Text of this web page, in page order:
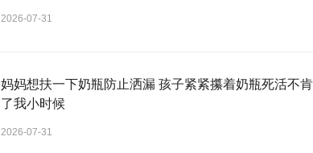
2026-07-31
妈妈想扶一下奶瓶防止洒漏 孩子紧紧攥着奶瓶死活不
了我小时候
2026-07-31